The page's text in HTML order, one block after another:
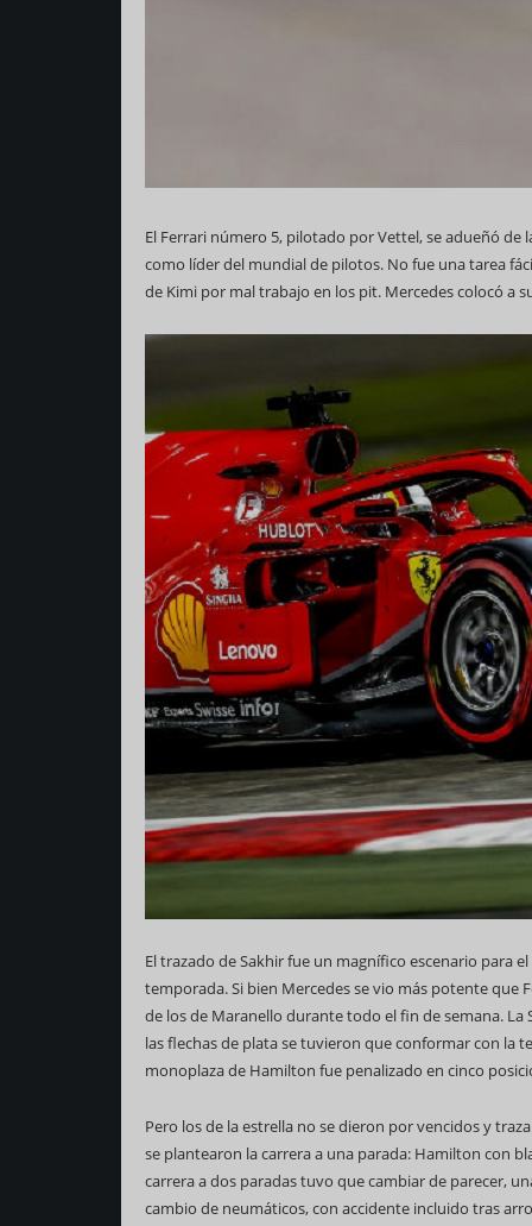
El Ferrari número 5, pilotado por Vettel, se adueñó de
como líder del mundial de pilotos. No fue una tarea
de Kimi por mal trabajo en los pit. Mercedes colocó a
El trazado de Sakhir fue un magnífico escenario para
temporada. Si bien Mercedes se vio más potente que
de los de Maranello durante todo el fin de semana. La
las flechas de plata se tuvieron que conformar con la
monoplaza de Hamilton fue penalizado en cinco
Pero los de la estrella no se dieron por vencidos y
se plantearon la carrera a una parada: Hamilton con
carrera a dos paradas tuvo que cambiar de parecer,
cambio de neumáticos, con accidente incluido tras